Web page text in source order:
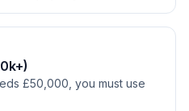
£50,000, you must use